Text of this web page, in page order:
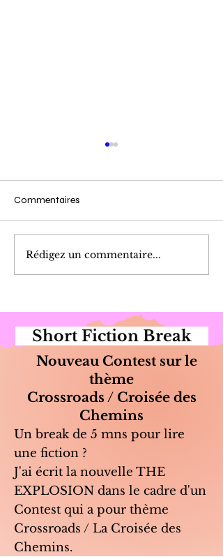
Marinade de Poivrons
Commentaires
Rédigez un commentaire...
Short Fiction Break
Nouveau Contest sur le
thème
Crossroads / Croisée des
Chemins
Un break de 5 mns pour lire
une fiction ?
J'ai écrit la nouvelle THE
EXPLOSION dans le cadre d'un
Contest qui a pour thème
Crossroads / La Croisée des
Chemins.